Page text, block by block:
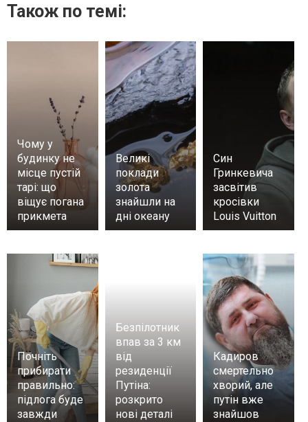
Також по темі:
Чому у
будинку не
місце пустій
тарі: що
віщує погана
прикмета
Великі
поклади
золота
знайшли на
дні океану
Син
Гринкевича
засвітив
кросівки
Louis Vuitton
Почніть
прибирати
правильно:
підлога буде
завжди
Безпілотник
впав за 3 км
від
резиденції
Путіна:
розкрито
нові деталі
Кадиров
смертельно
хворий, але
путін вже
знайшов